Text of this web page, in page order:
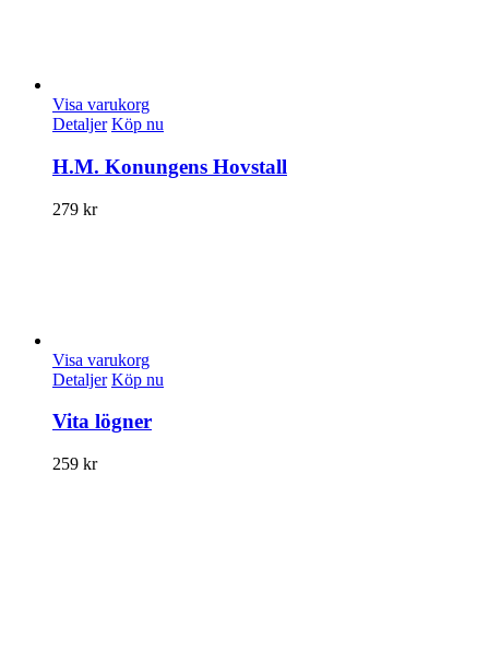
Visa varukorg
Detaljer Köp nu
H.M. Konungens Hovstall
279 kr
Visa varukorg
Detaljer Köp nu
Vita lögner
259 kr